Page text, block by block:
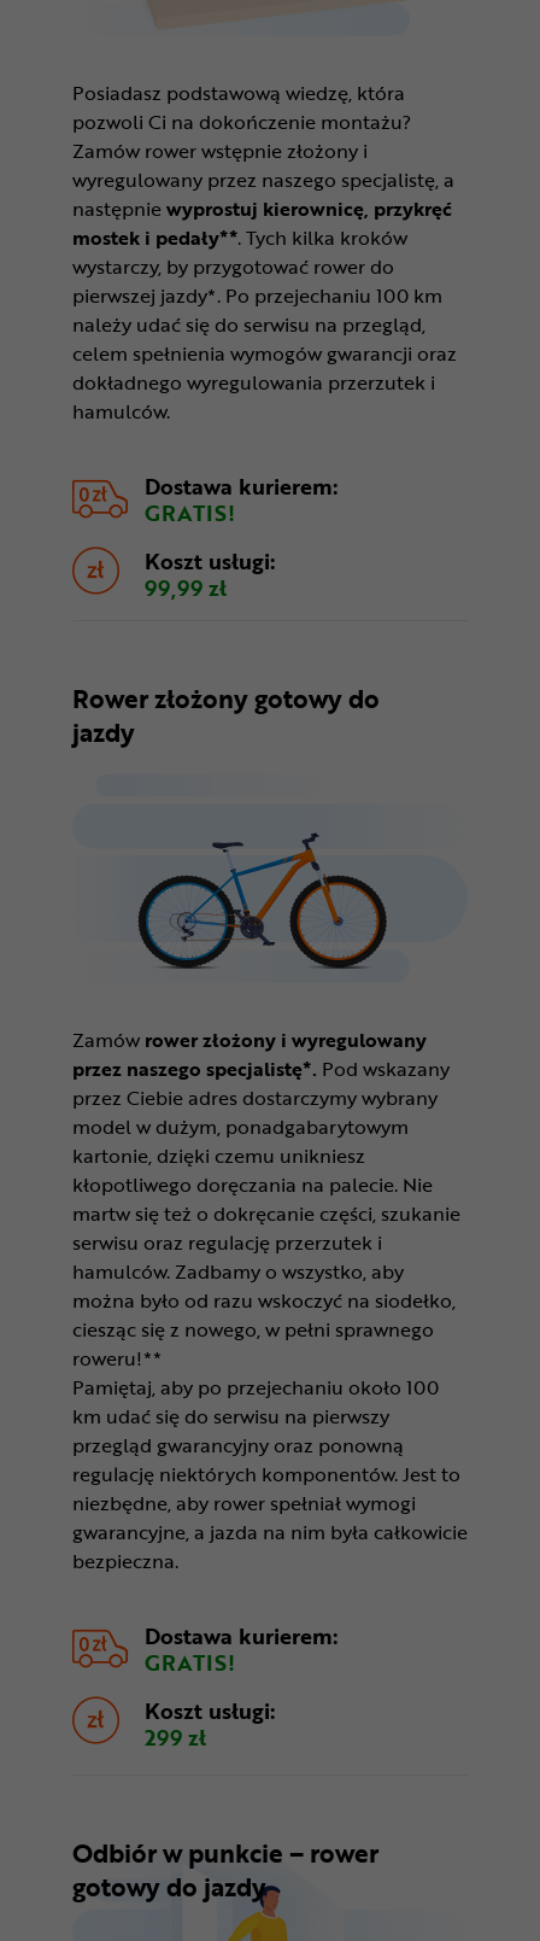
Posiadasz podstawową wiedzę, która
pozwoli Ci na dokończenie montażu?
Zamów rower wstępnie złożony i
wyregulowany przez naszego specjalistę, a
następniewyprostuj kierownicę, przykręć
mostek i pedały**. Tych kilka kroków
wystarczy, by przygotować rower do
pierwszej jazdy*. Po przejechaniu 100 km
należy udać się do serwisu na przegląd,
celem spełnienia wymogów gwarancji oraz
dokładnego wyregulowania przerzutek i
hamulców.
Dostawa kurierem:
GRATIS!
Koszt usługi:
99,99 zł
Rower złożony gotowy do
jazdy
Zamów rower złożony i wyregulowany
przez naszego specjalistę*. Pod wskazany
przez Ciebie adres dostarczymy wybrany
model w dużym, ponadgabarytowym
kartonie, dzięki czemu unikniesz
kłopotliwego doręczania na palecie. Nie
martw się też o dokręcanie części, szukanie
serwisu oraz regulację przerzutek i
hamulców. Zadbamy o wszystko, aby
można było od razu wskoczyć na siodełko,
ciesząc się z nowego, w pełni sprawnego
roweru!**
Pamiętaj, aby po przejechaniu około 100
km udać się do serwisu na pierwszy
przegląd gwarancyjny oraz ponowną
regulację niektórych komponentów. Jest to
niezbędne, aby rower spełniał wymogi
gwarancyjne, a jazda na nim była całkowicie
bezpieczna.
Dostawa kurierem:
GRATIS!
Koszt usługi:
299 zł
Odbiór w punkcie – rower
gotowy do jazdy